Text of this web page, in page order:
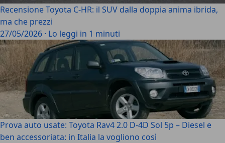
Recensione Toyota C-HR: il SUV dalla doppia anima ibrida,
ma che prezzi
27/05/2026 · Lo leggi in 1 minuti
Prova auto usate: Toyota Rav4 2.0 D-4D Sol 5p – Diesel e
ben accessoriata: in Italia la vogliono così